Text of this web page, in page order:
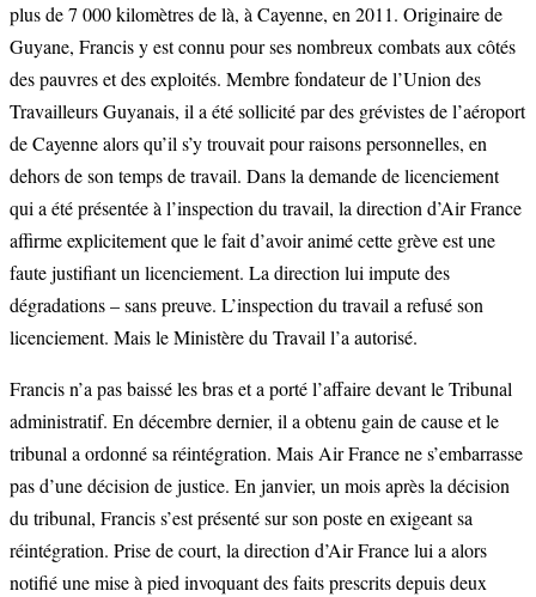
plus de 7 000 kilomètres de là, à Cayenne, en 2011. Originaire de
Guyane, Francis y est connu pour ses nombreux combats aux côtés
des pauvres et des exploités. Membre fondateur de l’Union des
Travailleurs Guyanais, il a été sollicité par des grévistes de l’aéroport
de Cayenne alors qu’il s’y trouvait pour raisons personnelles, en
dehors de son temps de travail. Dans la demande de licenciement
qui a été présentée à l’inspection du travail, la direction d’Air France
affirme explicitement que le fait d’avoir animé cette grève est une
faute justifiant un licenciement. La direction lui impute des
dégradations – sans preuve. L’inspection du travail a refusé son
licenciement. Mais le Ministère du Travail l’a autorisé.
Francis n’a pas baissé les bras et a porté l’affaire devant le Tribunal
administratif. En décembre dernier, il a obtenu gain de cause et le
tribunal a ordonné sa réintégration. Mais Air France ne s’embarrasse
pas d’une décision de justice. En janvier, un mois après la décision
du tribunal, Francis s’est présenté sur son poste en exigeant sa
réintégration. Prise de court, la direction d’Air France lui a alors
notifié une mise à pied invoquant des faits prescrits depuis deux